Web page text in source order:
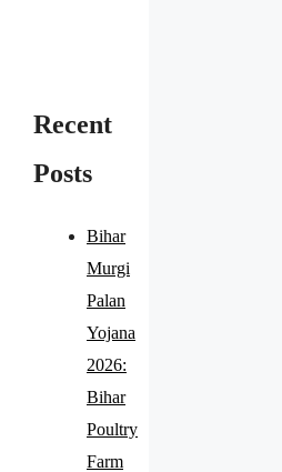
Recent
Posts
Bihar
Murgi
Palan
Yojana
2026:
Bihar
Poultry
Farm